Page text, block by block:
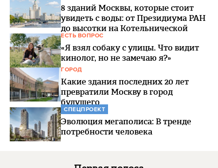
8 зданий Москвы, которые стоит
увидеть с воды: от Президиума РАН
до высотки на Котельнической
ЕСТЬ ВОПРОС
«Я взял собаку с улицы. Что видит
кинолог, но не замечаю я?»
ГОРОД
Какие здания последних 20 лет
превратили Москву в город
будущего
СПЕЦПРОЕКТ
Эволюция мегаполиса: В тренде
потребности человека